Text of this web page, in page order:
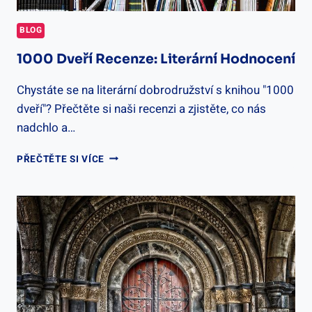
BLOG
1000 Dveří Recenze: Literární Hodnocení
Chystáte se na literární dobrodružství s knihou "1000
dveří"? Přečtěte si naši recenzi a zjistěte, co nás
nadchlo a…
PŘEČTĚTE SI VÍCE1000
LITERÁRNÍ
HODNOCENÍ